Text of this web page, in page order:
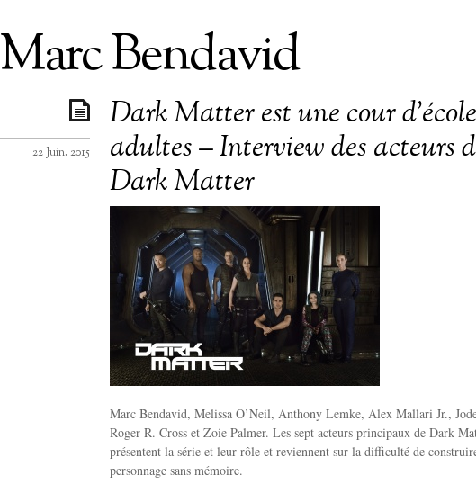
Marc Bendavid
Dark Matter est une cour
adultes – Interview des acteurs
Dark Matter
22 Juin. 2015
Marc Bendavid, Melissa O’Neil, Anthony Lemke, Alex Mallari Jr.,
Roger R. Cross et Zoie Palmer. Les sept acteurs principaux de Dark
présentent la série et leur rôle et reviennent sur la difficulté de
personnage sans mémoire.